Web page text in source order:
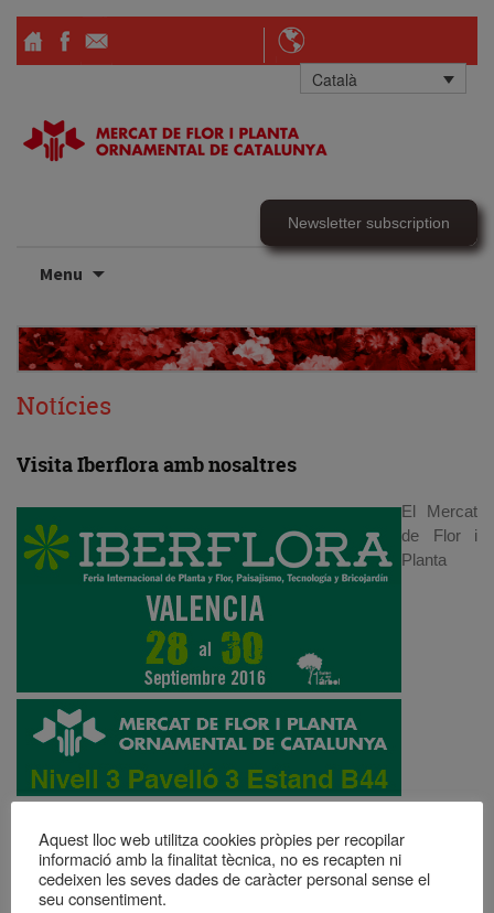
Català
Newsletter subscription
Menu
Notícies
Visita Iberflora amb nosaltres
El Mercat
de Flor i
Planta
Ornamental de Catalunya serem presents un any més a
IBERFLORA, la principal fira del sector ornamental que es du a
terme a l’Estat Espanyol, i que se celebra a Fira de València.
Comptarem amb un estand informatiu, el número B44, on
Aquest lloc web utilitza cookies pròpies per recopilar
informació amb la finalitat tècnica, no es recapten ni
cedeixen les seves dades de caràcter personal sense el
seu consentiment.